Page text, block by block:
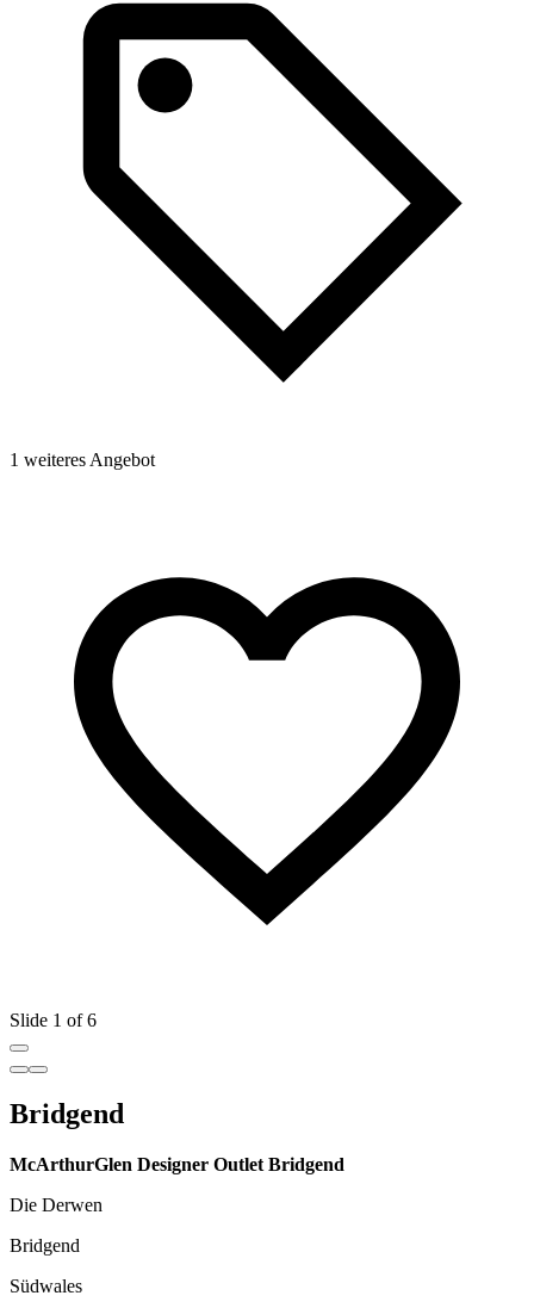
1 weiteres Angebot
Slide 1 of 6
Bridgend
McArthurGlen Designer Outlet Bridgend
Die Derwen
Bridgend
Südwales